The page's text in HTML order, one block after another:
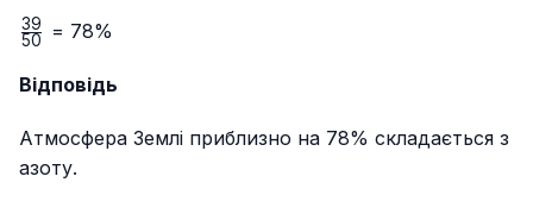
\frac{39}
50
39 = 78%
Відповідь
Атмосфера Землі приблизно на 78% складається з
азоту.